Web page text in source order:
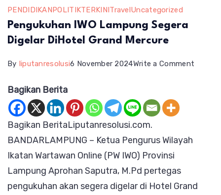
PENDIDIKANPOLITIKTERKINITravelUncategorized
Pengukuhan IWO Lampung Segera
Digelar DiHotel Grand Mercure
By liputanresolusi6 November 2024Write a Comment
Bagikan Berita
Bagikan BeritaLiputanresolusi.com.
BANDARLAMPUNG – Ketua Pengurus Wilayah
Ikatan Wartawan Online (PW IWO) Provinsi
Lampung Aprohan Saputra, M.Pd pertegas
pengukuhan akan segera digelar di Hotel Grand